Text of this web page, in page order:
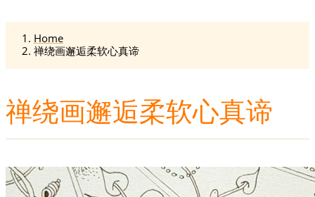
Home
禅绕画邂逅柔软心真谛
禅绕画邂逅柔软心真谛